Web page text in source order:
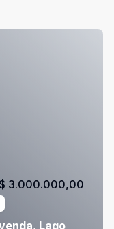
Lago
3.000.000,00